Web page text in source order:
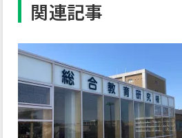
関連記事